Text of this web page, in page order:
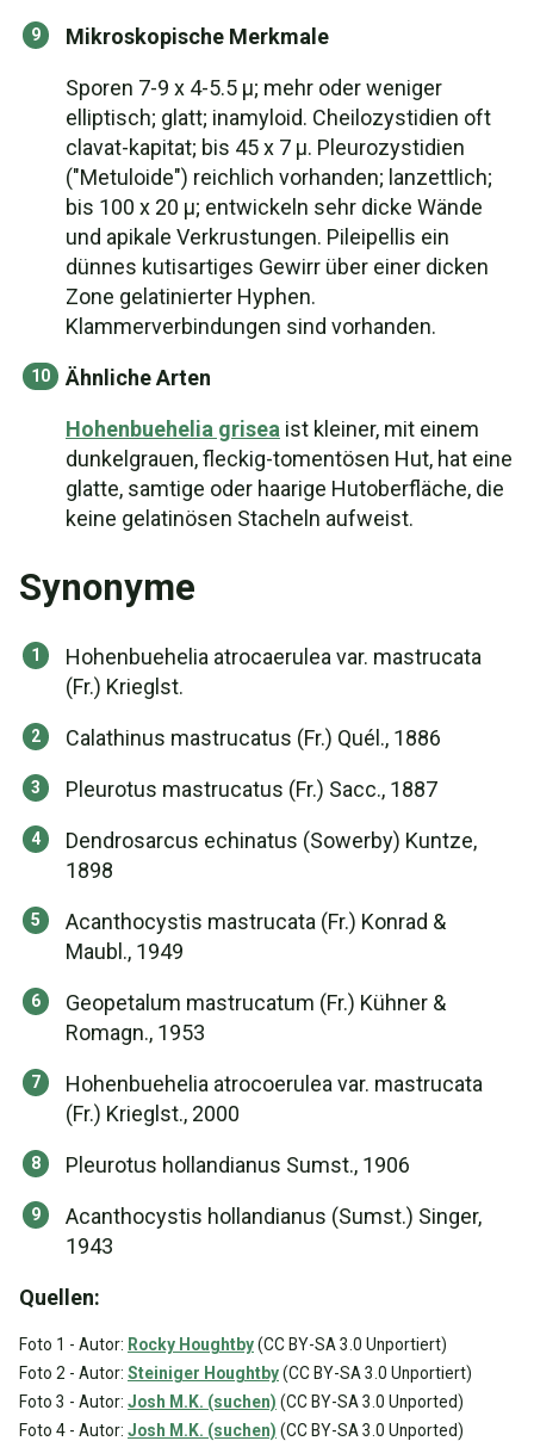
Mikroskopische Merkmale
Sporen 7-9 x 4-5.5 µ; mehr oder weniger
elliptisch; glatt; inamyloid. Cheilozystidien oft
clavat-kapitat; bis 45 x 7 µ. Pleurozystidien
("Metuloide") reichlich vorhanden; lanzettlich;
bis 100 x 20 µ; entwickeln sehr dicke Wände
und apikale Verkrustungen. Pileipellis ein
dünnes kutisartiges Gewirr über einer dicken
Zone gelatinierter Hyphen.
Klammerverbindungen sind vorhanden.
Ähnliche Arten
Hohenbuehelia grisea ist kleiner, mit einem
dunkelgrauen, fleckig-tomentösen Hut, hat eine
glatte, samtige oder haarige Hutoberfläche, die
keine gelatinösen Stacheln aufweist.
Synonyme
Hohenbuehelia atrocaerulea var. mastrucata
(Fr.) Krieglst.
Calathinus mastrucatus (Fr.) Quél., 1886
Pleurotus mastrucatus (Fr.) Sacc., 1887
Dendrosarcus echinatus (Sowerby) Kuntze,
1898
Acanthocystis mastrucata (Fr.) Konrad &
Maubl., 1949
Geopetalum mastrucatum (Fr.) Kühner &
Romagn., 1953
Hohenbuehelia atrocoerulea var. mastrucata
(Fr.) Krieglst., 2000
Pleurotus hollandianus Sumst., 1906
Acanthocystis hollandianus (Sumst.) Singer,
1943
Quellen:
Foto 1 - Autor: Rocky Houghtby(CC BY-SA 3.0 Unportiert)
Foto 2 - Autor: Steiniger Houghtby(CC BY-SA 3.0 Unportiert)
Foto 3 - Autor: Josh M.K. (suchen) (CC BY-SA 3.0 Unported)
Foto 4 - Autor: Josh M.K. (suchen) (CC BY-SA 3.0 Unported)